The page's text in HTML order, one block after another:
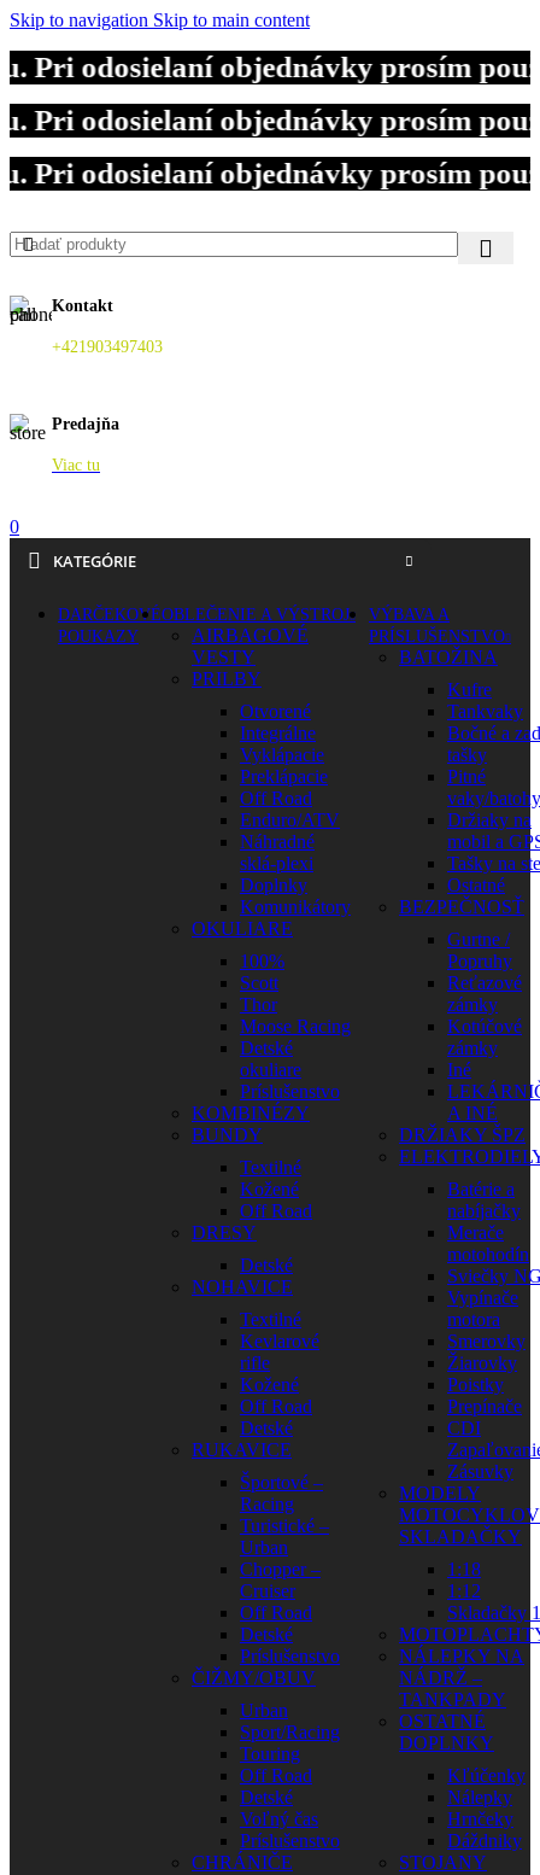
Skip to navigation Skip to main content
odosielaní objednávky prosím
odosielaní objednávky prosím
odosielaní objednávky prosím
Kontakt
+421903497403
Predajňa
Viac tu
0
KATEGÓRIE
DARČEKOVÉ
POUKAZY
OBLEČENIE A VÝSTROJ
AIRBAGOVÉ
VESTY
PRILBY
Otvorené
Integrálne
Vyklápacie
Preklápacie
Off Road
Enduro/ATV
Náhradné
sklá-plexi
Doplnky
Komunikátory
OKULIARE
100%
Scott
Thor
Moose Racing
Detské
okuliare
Príslušenstvo
KOMBINÉZY
BUNDY
Textilné
Kožené
Off Road
DRESY
Detské
NOHAVICE
Textilné
Kevlarové
rifle
Kožené
Off Road
Detské
RUKAVICE
Športové –
Racing
Turistické –
Urban
Chopper –
Cruiser
Off Road
Detské
Príslušenstvo
ČIŽMY/OBUV
Urban
Sport/Racing
Touring
Off Road
Detské
Voľný čas
Príslušenstvo
CHRÁNIČE
VÝBAVA A
PRÍSLUŠENSTVO
BATOŽINA
Kufre
Tankvaky
Bočné a
tašky
Pitné
vaky/batohy
Držiaky na
mobil a
Tašky na
Ostatné
BEZPEČNOSŤ
Gurtne /
Popruhy
Reťazové
zámky
Kotúčové
zámky
Iné
A INÉ
DRŽIAKY ŠPZ
Batérie a
nabíjačky
Merače
motohodín
Sviečky
Vypínače
motora
Smerovky
Žiarovky
Poistky
Prepínače
CDI
Zásuvky
MODELY
SKLADAČKY
1:18
1:12
Skladačky
NÁLEPKY NA
NÁDRŽ –
TANKPADY
OSTATNÉ
DOPLNKY
Kľúčenky
Nálepky
Hrnčeky
Dáždniky
STOJANY